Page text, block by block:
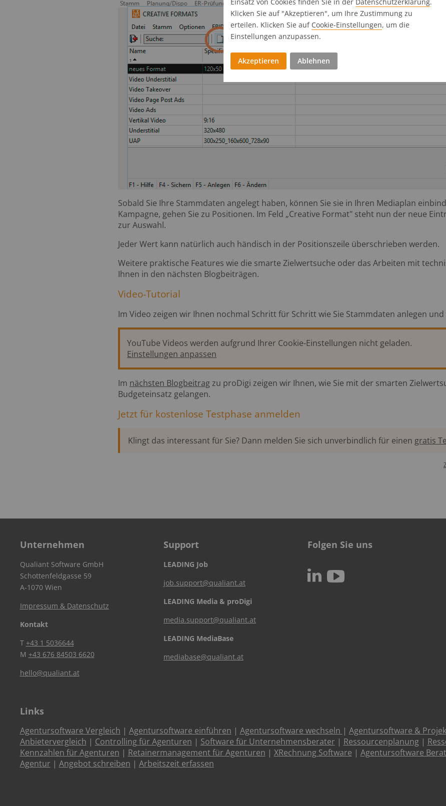
Sobald Sie Ihre Stammdaten angelegt haben, können Sie sie in Ihren Mediaplan
Kampagne, gehen Sie zu Positionen. Im Feld „Creative Format" steht nun der neue
zur Auswahl.
Jeder Wert kann natürlich auch händisch in der Positionszeile überschrieben werden.
Weitere praktische Features wie die smarte Zielwertsuche oder das Arbeiten mit
Ihnen in den nächsten Blogbeiträgen.
Video-Tutorial
Im Video zeigen wir Ihnen nochmal Schritt für Schritt wie Sie Stammdaten anlegen
YouTube Videos werden aufgrund Ihrer Cookie-Einstellungen nicht geladen.
Einstellungen anpassen
Im nächsten Blogbeitragzu proDigi zeigen wir Ihnen, wie Sie mit der smarten
Budgeteinsatz gelangen.
Jetzt für kostenlose Testphase anmelden
Klingt das interessant für Sie? Dann melden Sie sich unverbindlich für einen gratis
Unternehmen
Qualiant Software GmbH
Schottenfeldgasse 59
A-1070 Wien
Impressum & Datenschutz
Kontakt
T +43 1 5036644
M +43 676 84503 6620
hello@qualiant.at
Support
LEADING Job
job.support@qualiant.at
LEADING Media & proDigi
media.support@qualiant.at
LEADING MediaBase
mediabase@qualiant.at
Folgen Sie uns
N c
Links
Agentursoftware Vergleich | Agentursoftware einführen | Agentursoftware wechseln | Agentursoftware &
Anbietervergleich | Controlling für Agenturen | Software für Unternehmensberater | Ressourcenplanung|
Kennzahlen für Agenturen | Retainermanagement für Agenturen | XRechnung Software | Agentursoftware
Agentur | Angebot schreiben | Arbeitszeit erfassen
Klicken Sie auf "Akzeptieren", um Ihre Zustimmung zu
erteilen. Klicken Sie auf Cookie-Einstellungen, um die
Einstellungen anzupassen.
Akzeptieren Ablehnen